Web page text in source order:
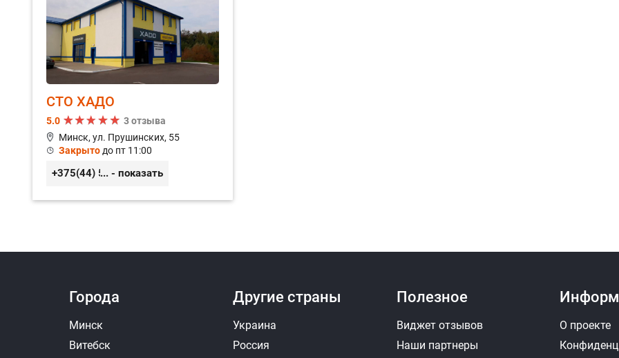
Замена передних
Замена полуоси
СТО ХАДО
5.0
3 отзыва
Минск, ул. Прушинских, 55
Закрыто до пт 11:00
+375(44) 559-27-77
... - показать
Города
Минск
Витебск
Другие страны
Украина
Россия
Полезное
Виджет отзывов
Наши партнеры
О проекте